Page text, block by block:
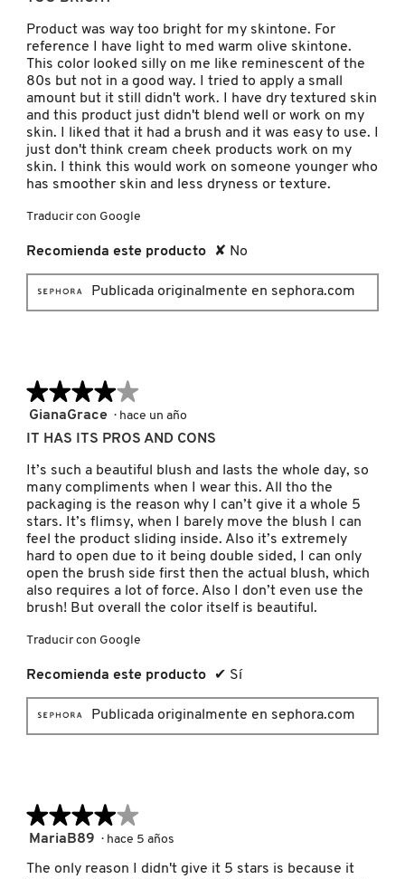
NUXE
OLAPLEX
OLLIE
ONE SIZE
OUAI HAIRCARE
PATCHOLOGY
PEACE OUT SKINCARE
PETER THOMAS ROTH
PHLUR
RARE BEAUTY
REDKEN
estrellas.
Product was way too bright for my skintone. For
reference I have light to med warm olive skintone.
This color looked silly on me like reminescent of the
80s but not in a good way. I tried to apply a small
amount but it still didn't work. I have dry textured skin
and this product just didn't blend well or work on my
skin. I liked that it had a brush and it was easy to use. I
just don't think cream cheek products work on my
skin. I think this would work on someone younger who
has smoother skin and less dryness or texture.
Traducir con Google
Recomienda este producto ✘ No
Publicada originalmente en sephora.com
★★★★★
★★★★★
4
de
estrellas.
GianaGrace · hace un año
IT HAS ITS PROS AND CONS
It’s such a beautiful blush and lasts the whole day, so
many compliments when I wear this. All tho the
packaging is the reason why I can’t give it a whole 5
stars. It’s flimsy, when I barely move the blush I can
feel the product sliding inside. Also it’s extremely
hard to open due to it being double sided, I can only
open the brush side first then the actual blush, which
also requires a lot of force. Also I don’t even use the
brush! But overall the color itself is beautiful.
Traducir con Google
Recomienda este producto ✔ Sí
Publicada originalmente en sephora.com
★★★★★
★★★★★
4
5
MariaB89 · hace 5 años
The only reason I didn't give it 5 stars is because it